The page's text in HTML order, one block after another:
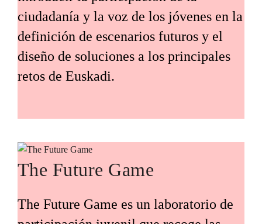
ciudadanía y la voz de los jóvenes en la
definición de escenarios futuros y el
diseño de soluciones a los principales
retos de Euskadi.
The Future Game
The Future Game es un laboratorio de